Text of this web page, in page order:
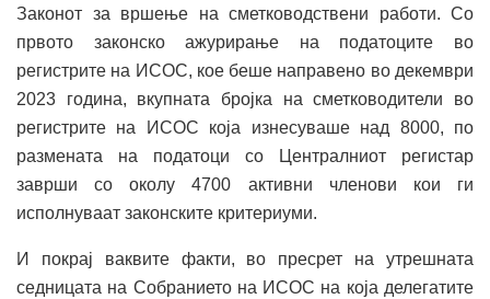
Законот за вршење на сметководствени работи. Со
првото законско ажурирање на податоците во
регистрите на ИСОС, кое беше направено во декември
2023 година, вкупната бројка на сметководители во
регистрите на ИСОС која изнесуваше над 8000, по
размената на податоци со Централниот регистар
заврши со околу 4700 активни членови кои ги
исполнуваат законските критериуми.
И покрај ваквите факти, во пресрет на утрешната
седницата на Собранието на ИСОС на која делегатите